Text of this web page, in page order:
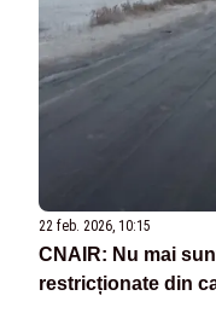
22 feb. 2026, 10:15
CNAIR: Nu mai
restricționate din